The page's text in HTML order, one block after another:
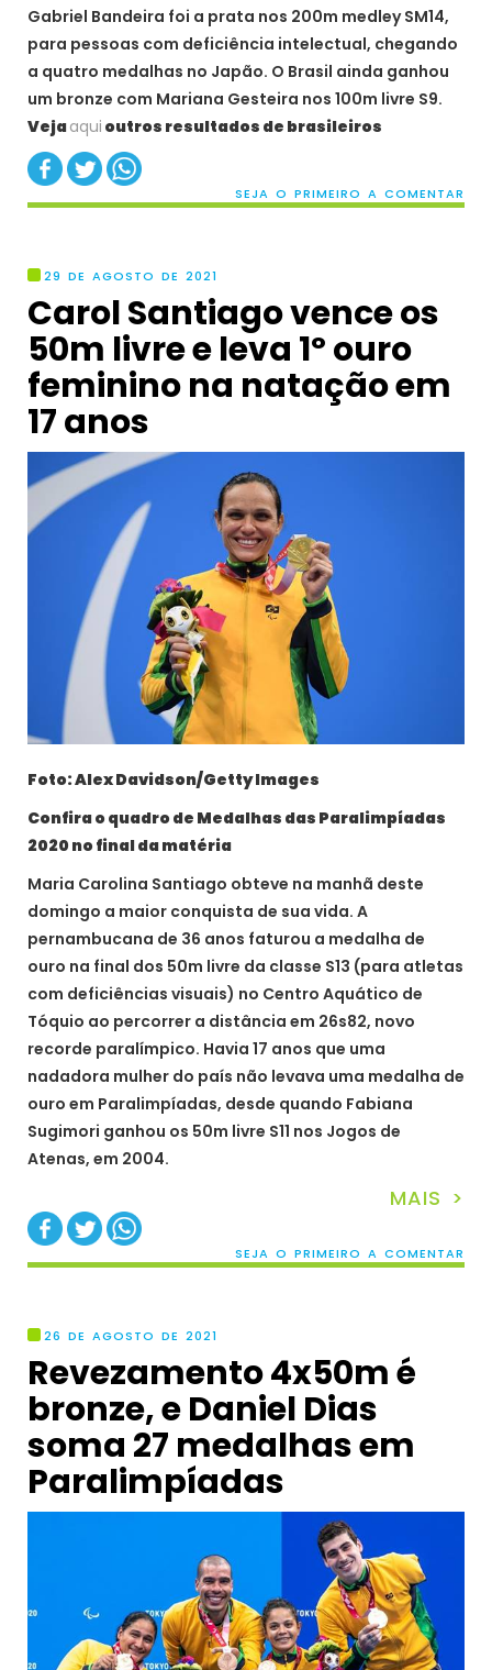
Gabriel Bandeira foi a prata nos 200m medley SM14,
para pessoas com deficiência intelectual, chegando
a quatro medalhas no Japão. O Brasil ainda ganhou
um bronze com Mariana Gesteira nos 100m livre S9.
Vejaaqui outros resultados de brasileiros
SEJA O PRIMEIRO A COMENTAR
29 DE AGOSTO DE 2021
Carol Santiago vence os
50m livre e leva 1º ouro
feminino na natação em
17 anos
Foto: Alex Davidson/Getty Images
Confira o quadro de Medalhas das Paralimpíadas
2020 no final da matéria
Maria Carolina Santiago obteve na manhã deste
domingo a maior conquista de sua vida. A
pernambucana de 36 anos faturou a medalha de
ouro na final dos 50m livre da classe S13 (para atletas
com deficiências visuais) no Centro Aquático de
Tóquio ao percorrer a distância em 26s82, novo
recorde paralímpico. Havia 17 anos que uma
nadadora mulher do país não levava uma medalha de
ouro em Paralimpíadas, desde quando Fabiana
Sugimori ganhou os 50m livre S11 nos Jogos de
Atenas, em 2004.
MAIS >
SEJA O PRIMEIRO A COMENTAR
26 DE AGOSTO DE 2021
Revezamento 4x50m é
bronze, e Daniel Dias
soma 27 medalhas em
Paralimpíadas